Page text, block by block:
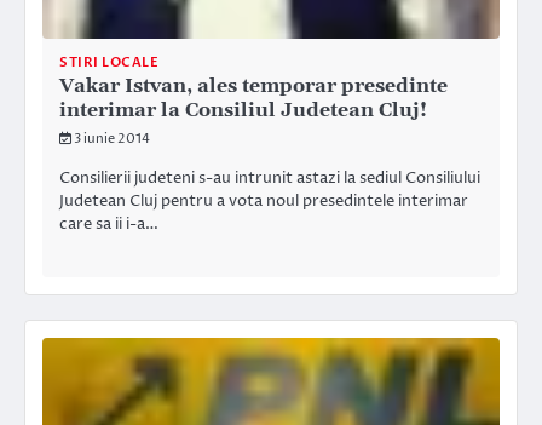
STIRI LOCALE
Vakar Istvan, ales temporar presedinte
interimar la Consiliul Judetean Cluj!
3 iunie 2014
Consilierii judeteni s-au intrunit astazi la sediul Consiliului
Judetean Cluj pentru a vota noul presedintele interimar
care sa ii i-a…